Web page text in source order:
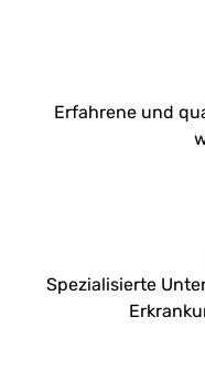
Erfahrene und
Spezialisierte